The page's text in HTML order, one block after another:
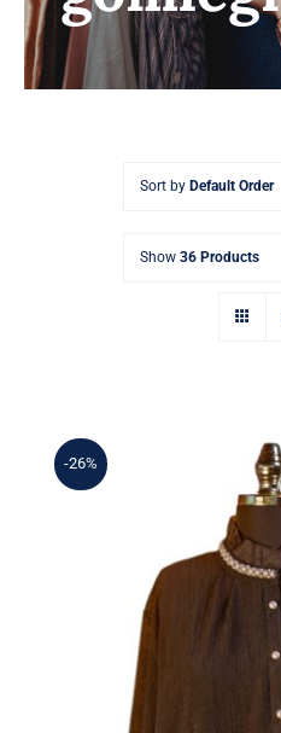
Kategoriler
Sort by Default Order
Show 36 Products
-26%